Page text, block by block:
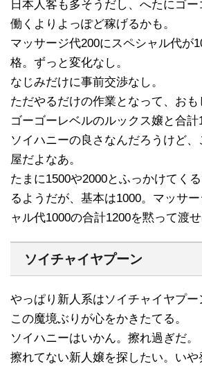
日本人客も多そうだし、へたにゴ
働くよりよっぽど稼げるかも。
マッサージ代200にスペシャル代が
格。ずっと変化なし。
なじみだけに事前交渉なし。
ただやるだけの作業となって、おも
ゴーゴーレベルのルックス嬢と合
ソイハニーの良さなんだろうけど
屋だよなあ。
たまに1500や2000とふっかけてく
るようだが、基本は1000。マッサ
ャル代1000の合計1200を黙って渡せ
ソイチャイヤプーン
やっぱり新人系はソイチャイヤプー
この魔境ぶりが心をかきたてる。
ソイハニーはいかん。擦れ過ぎだ。
擦れてない新人嬢を探したい。いや